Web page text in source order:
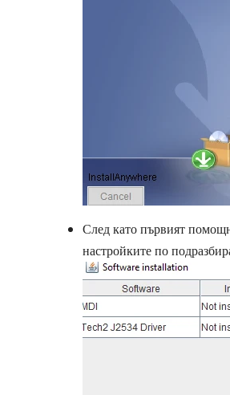
След като първият
настройките по